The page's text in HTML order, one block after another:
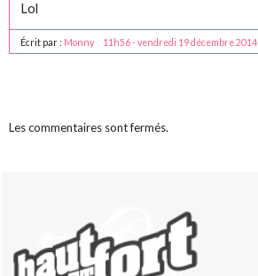
Lol
Écrit par : Monny 11h56-vendredi 19 décembre 2014
Les commentaires sont fermés.